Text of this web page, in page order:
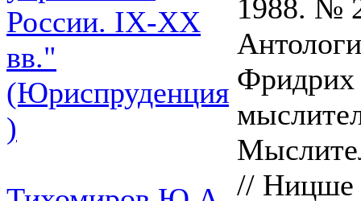
России. IХ-ХХ
вв."
(Юриспруденция
)
1988. №
Фридрих
// Ницше